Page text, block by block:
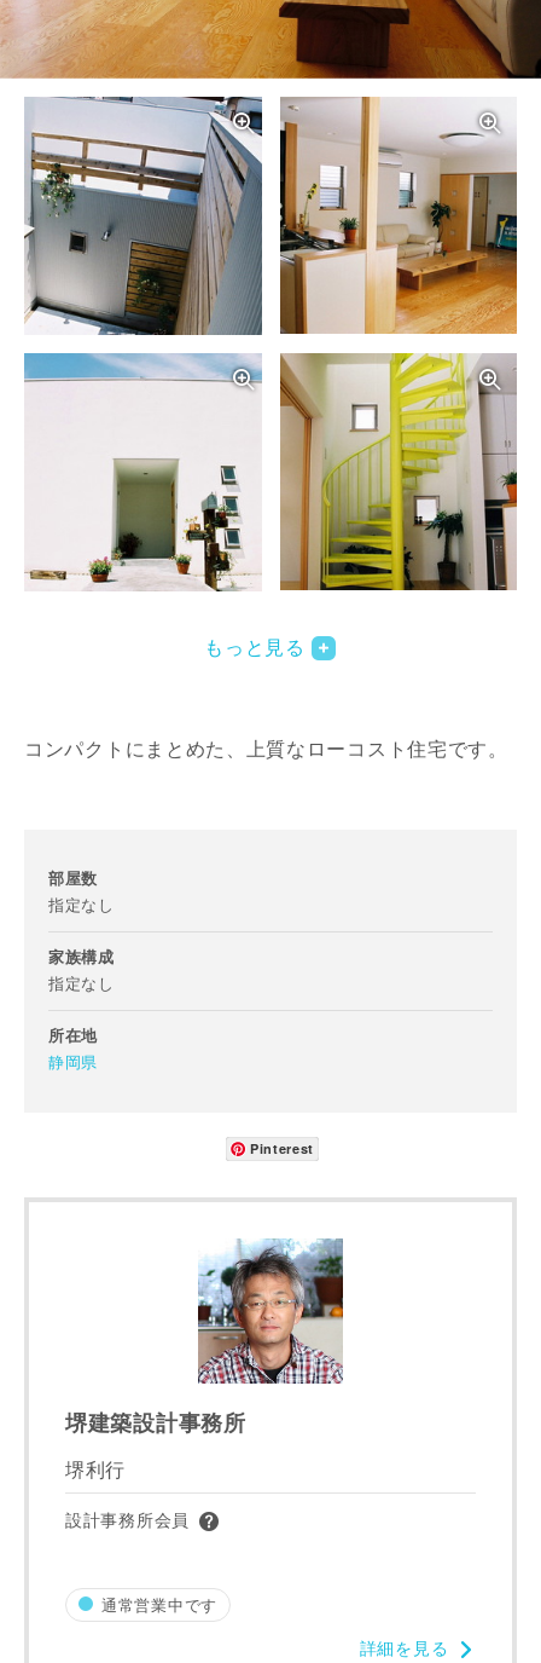
写真を拡大する
写真を拡大する
もっと見る
コンパクトにまとめた、上質なローコスト住宅です。
部屋数
指定なし
家族構成
指定なし
所在地
静岡県
Pinterest
堺建築設計事務所
堺利行
設計事務所会員
通常営業中です
詳細を見る
ご住所
郵便番号